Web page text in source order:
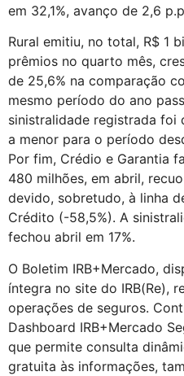
em 32,1%, avanço de 2,6
Rural emitiu, no total, R$ 1
prêmios no quarto mês,
de 25,6% na comparação
mesmo período do ano
sinistralidade registrada foi
a menor para o período
Por fim, Crédio e Garantia
480 milhões, em abril, recuo
devido, sobretudo, à linha
Crédito (-58,5%). A
fechou abril em 17%.
O Boletim IRB+Mercado,
íntegra no site do IRB(Re),
operações de seguros.
Dashboard IRB+Mercado
que permite consulta
gratuita às informações,